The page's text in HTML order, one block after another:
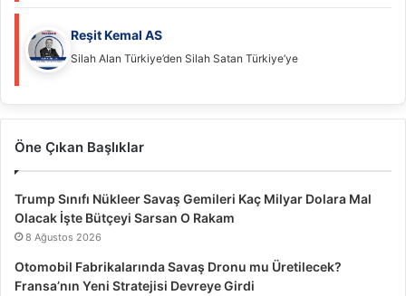
Reşit Kemal AS
Silah Alan Türkiye’den Silah Satan Türkiye’ye
Öne Çıkan Başlıklar
Trump Sınıfı Nükleer Savaş Gemileri Kaç Milyar Dolara Mal
Olacak İşte Bütçeyi Sarsan O Rakam
8 Ağustos 2026
Otomobil Fabrikalarında Savaş Dronu mu Üretilecek?
Fransa’nın Yeni Stratejisi Devreye Girdi